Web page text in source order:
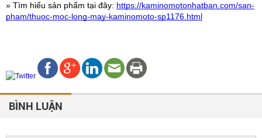
» Tìm hiểu sản phẩm tại đây: https://kaminomotonhatban.com/san-
pham/thuoc-moc-long-may-kaminomoto-sp1176.html
BÌNH LUẬN